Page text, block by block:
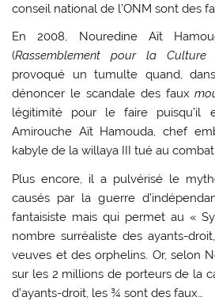
conseil national de l’ONM sont des
En 2008, Nouredine Aït
(Rassemblement pour la
provoqué un tumulte quand,
dénoncer le scandale des faux
légitimité pour le faire
Amirouche Aït Hamouda, chef
kabyle de la willaya III tué au
Plus encore, il a pulvérisé le
causés par la guerre
fantaisiste mais qui permet au «
nombre surréaliste des ayants-
veuves et des orphelins. Or, selon
sur les 2 millions de porteurs de la
d’ayants-droit, les ¾ sont des faux…